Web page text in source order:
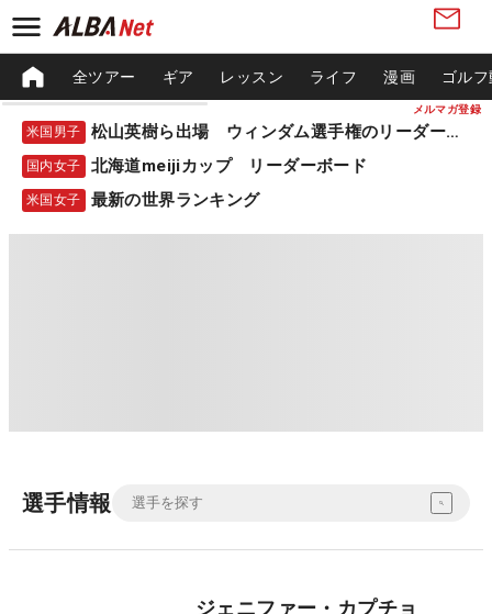
メルマガ登録
全ツアー ギア レッスン ライフ 漫画 ゴル
米国男子 松山英樹ら出場 ウィンダム選手権のリーダーボード
国内女子 北海道meijiカップ リーダーボード
米国女子 最新の世界ランキング
選手情報
ジェニファー・カプチョ